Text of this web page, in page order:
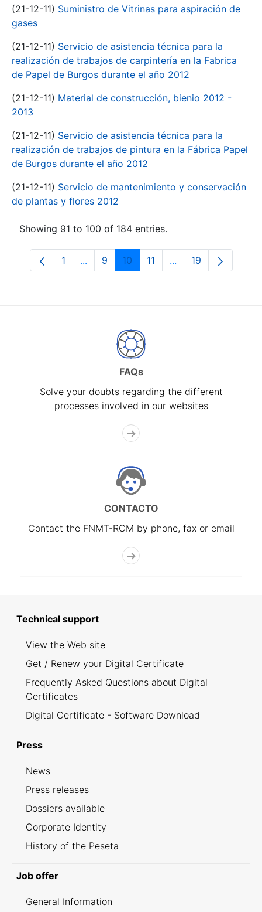
(21-12-11) Suministro de Vitrinas para aspiración de
gases
(21-12-11) Servicio de asistencia técnica para la
realización de trabajos de carpintería en la Fabrica
de Papel de Burgos durante el año 2012
(21-12-11) Material de construcción, bienio 2012 -
2013
(21-12-11) Servicio de asistencia técnica para la
realización de trabajos de pintura en la Fábrica Papel
de Burgos durante el año 2012
(21-12-11) Servicio de mantenimiento y conservación
de plantas y flores 2012
Showing 91 to 100 of 184 entries.
Page
1 ...Intermediate Pages Use TAB to
Page
9 Page
10 Page
11 ...Intermediate Pages
Page
19
FAQs
Solve your doubts regarding the different
processes involved in our websites
CONTACTO
Contact the FNMT-RCM by phone, fax or email
Technical support
View the Web site
Get / Renew your Digital Certificate
Frequently Asked Questions about Digital
Certificates
Digital Certificate - Software Download
Press
News
Press releases
Dossiers available
Corporate Identity
History of the Peseta
Job offer
General Information